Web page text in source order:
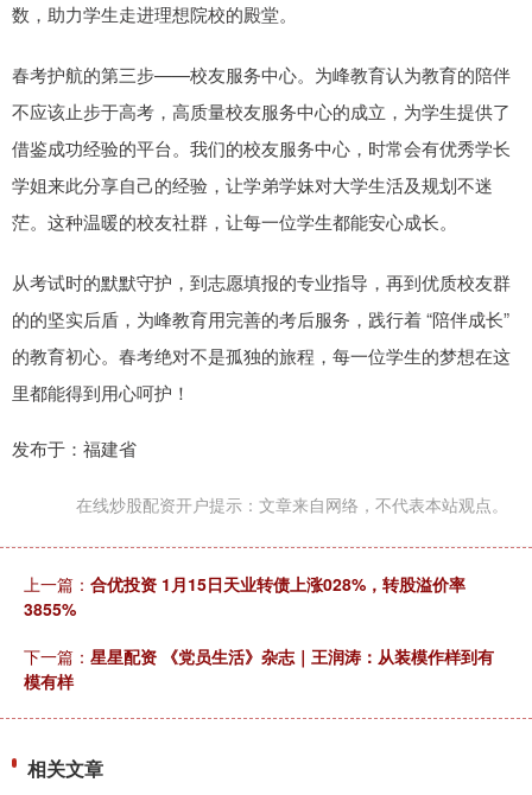
数，助力学生走进理想院校的殿堂。
春考护航的第三步——校友服务中心。为峰教育认为教育的陪伴
不应该止步于高考，高质量校友服务中心的成立，为学生提供了
借鉴成功经验的平台。我们的校友服务中心，时常会有优秀学长
学姐来此分享自己的经验，让学弟学妹对大学生活及规划不迷
茫。这种温暖的校友社群，让每一位学生都能安心成长。
从考试时的默默守护，到志愿填报的专业指导，再到优质校友群
的的坚实后盾，为峰教育用完善的考后服务，践行着 “陪伴成长”
的教育初心。春考绝对不是孤独的旅程，每一位学生的梦想在这
里都能得到用心呵护！
发布于：福建省
在线炒股配资开户提示：文章来自网络，不代表本站观点。
上一篇： 合优投资 1月15日天业转债上涨028%，转股溢价率
3855%
下一篇： 星星配资 《党员生活》杂志｜王润涛：从装模作样到有
模有样
相关文章